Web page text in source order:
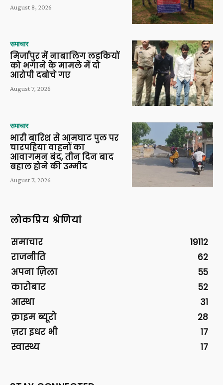
August 8, 2026
समाचार
मिर्जापुर में नाबालिग लड़कियों
को भगाने के मामले में दो
आरोपी दबोचे गए
August 7, 2026
समाचार
भारी बारिश से आमघाट पुल पर
चारपहिया वाहनों का
आवागमन बंद, तीन दिन बाद
बहाल होने की उम्मीद
August 7, 2026
लोकप्रिय श्रेणियां
समाचार
19112
राजनीति
62
अपना ज़िला
55
कारोबार
52
आस्था
31
क्राइम ब्यूरो
28
ज़रा इधर भी
17
स्वास्थ्य
17